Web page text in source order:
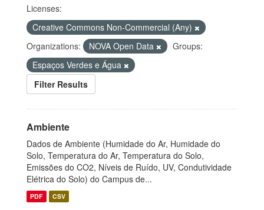
Licenses:
Creative Commons Non-Commercial (Any)
Organizations:
NOVA Open Data
Groups:
Espaços Verdes e Água
Filter Results
Ambiente
Dados de Ambiente (Humidade do Ar, Humidade do
Solo, Temperatura do Ar, Temperatura do Solo,
Emissões do CO2, Níveis de Ruído, UV, Condutividade
Elétrica do Solo) do Campus de...
PDF CSV